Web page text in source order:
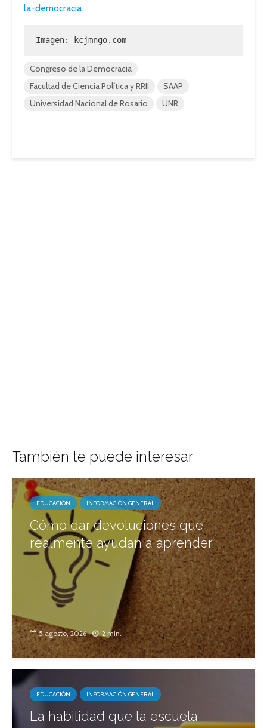
la-democracia
Imagen: kcjmngo.com
Congreso de la Democracia
Facultad de Ciencia Política y RRII
SAAP
Universidad Nacional de Rosario
UNR
También te puede interesar
EDUCACIÓN INFORMACIÓN GENERAL
Cómo dar devoluciones que
realmente ayudan a aprender
5 agosto, 2026 2 min.
EDUCACIÓN INFORMACIÓN GENERAL
La habilidad que la escuela